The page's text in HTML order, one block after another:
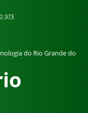
SITE
do Rio Grande do